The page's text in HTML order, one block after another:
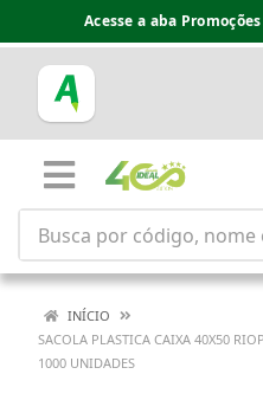
Acesse a aba
INÍCIO
SACOLA PLASTICA CAIXA 40X50
1000 UNIDADES